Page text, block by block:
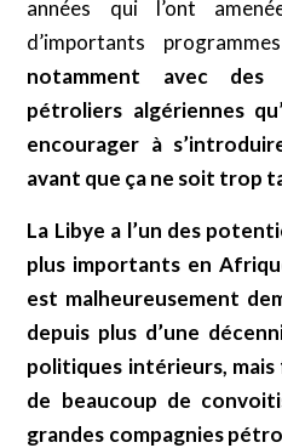
années qui l’ont
d’importants
notamment avec des
pétroliers algériennes
encourager à
avant que ça ne soit trop
La Libye a l’un des
plus importants en
est malheureusement
depuis plus d’une
politiques intérieurs,
de beaucoup de
grandes compagnies